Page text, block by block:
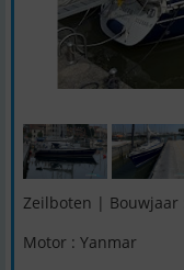
Zeilboten | Bouwjaar
Motor : Yanmar